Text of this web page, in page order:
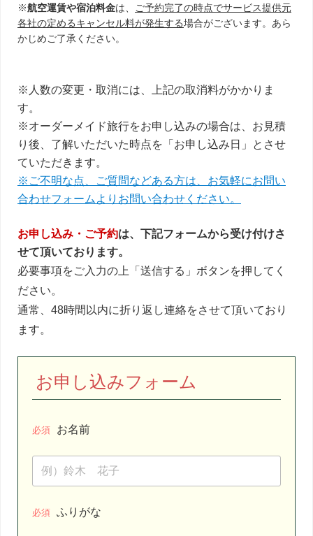
※航空運賃や宿泊料金は、
ご予約完了の時点でサービス提供元
各社の定めるキャンセル料が発生する場合がございます。あら
かじめご了承ください。
※人数の変更・取消には、上記の取消料がかかりま
す。
※オーダーメイド旅行をお申し込みの場合は、お見積
り後、了解いただいた時点を「お申し込み日」とさせ
ていただきます。
※ご不明な点、ご質問などある方は、お気軽にお問い
合わせフォームよりお問い合わせください。
お申し込み・ご予約は、下記フォームから受け付けさ
せて頂いております。
必要事項をご入力の上「送信する」ボタンを押してく
ださい。
通常、48時間以内に折り返し連絡をさせて頂いており
ます。
お申し込みフォーム
必須 お名前
必須 ふりがな